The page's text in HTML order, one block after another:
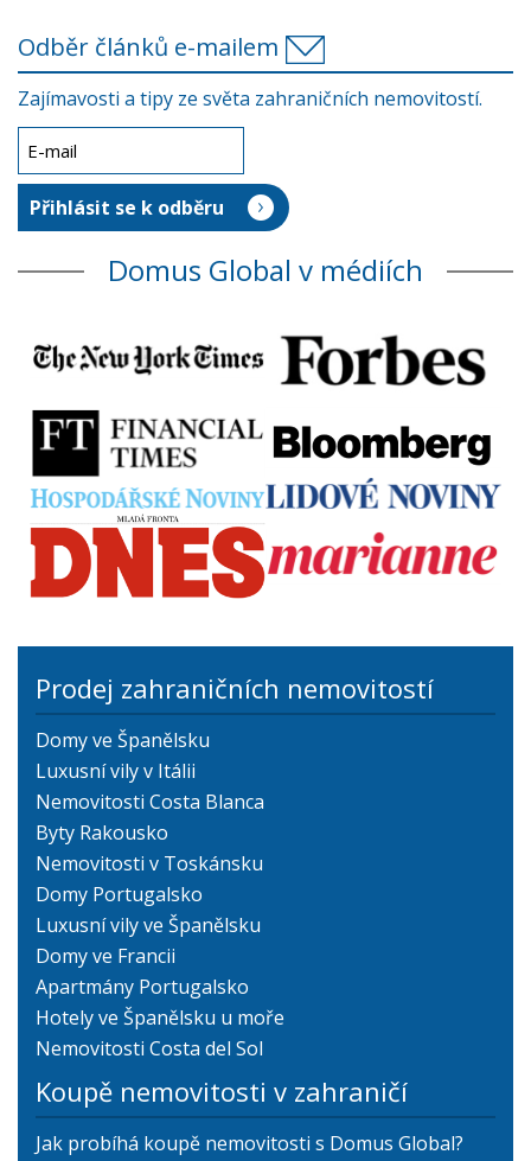
Odběr článků e-mailem
Zajímavosti a tipy ze světa zahraničních nemovitostí.
Domus Global v médiích
Prodej zahraničních nemovitostí
Domy ve Španělsku
Luxusní vily v Itálii
Nemovitosti Costa Blanca
Byty Rakousko
Nemovitosti v Toskánsku
Domy Portugalsko
Luxusní vily ve Španělsku
Domy ve Francii
Apartmány Portugalsko
Hotely ve Španělsku u moře
Nemovitosti Costa del Sol
Koupě nemovitosti v zahraničí
Jak probíhá koupě nemovitosti s Domus Global?